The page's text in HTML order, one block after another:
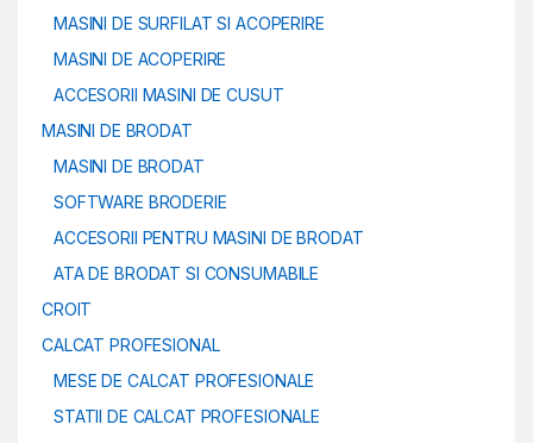
MASINI DE SURFILAT SI ACOPERIRE
MASINI DE ACOPERIRE
ACCESORII MASINI DE CUSUT
MASINI DE BRODAT
MASINI DE BRODAT
SOFTWARE BRODERIE
ACCESORII PENTRU MASINI DE BRODAT
ATA DE BRODAT SI CONSUMABILE
CROIT
CALCAT PROFESIONAL
MESE DE CALCAT PROFESIONALE
STATII DE CALCAT PROFESIONALE